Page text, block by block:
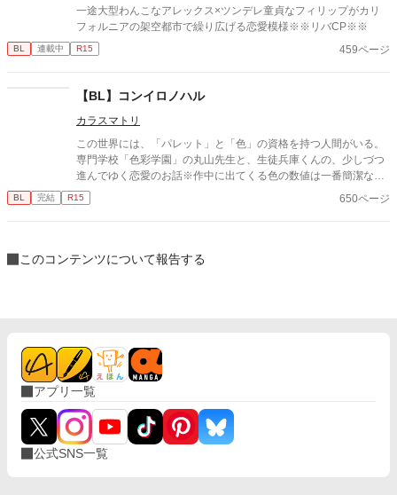
一途大型わんこなアレックス×ツンデレ童貞なフィリップがカリ
フォルニアの架空都市で繰り広げる恋愛模様※※リバCP※※
BL 連載中 R15 459ページ
【BL】コンイロノハル
カラスマトリ
この世界には、「パレット」と「色」の資格を持つ人間がいる。
専門学校「色彩学園」の丸山先生と、生徒兵庫くんの、少しづつ
進んでゆく恋愛のお話※作中に出てくる色の数値は一番簡潔な数
値を参考にしています。
BL 完結 R15 650ページ
このコンテンツについて報告する
アプリ一覧
公式SNS一覧